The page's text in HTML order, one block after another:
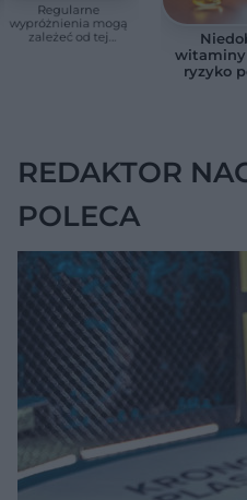
Regularne
wypróżnienia mogą
zależeć od tej
witaminy
ryzyko
REDAKTOR
POLECA